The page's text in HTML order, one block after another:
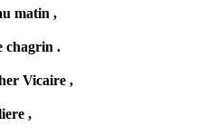
matin ,
chagrin .
Vicaire ,
,